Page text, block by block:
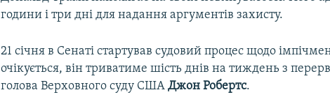
години і три дні для надання аргументів захисту.
21 січня в Сенаті стартував судовий процес щодо
очікується, він триватиме шість днів на тиждень з
голова Верховного суду СШАДжон Робертс.